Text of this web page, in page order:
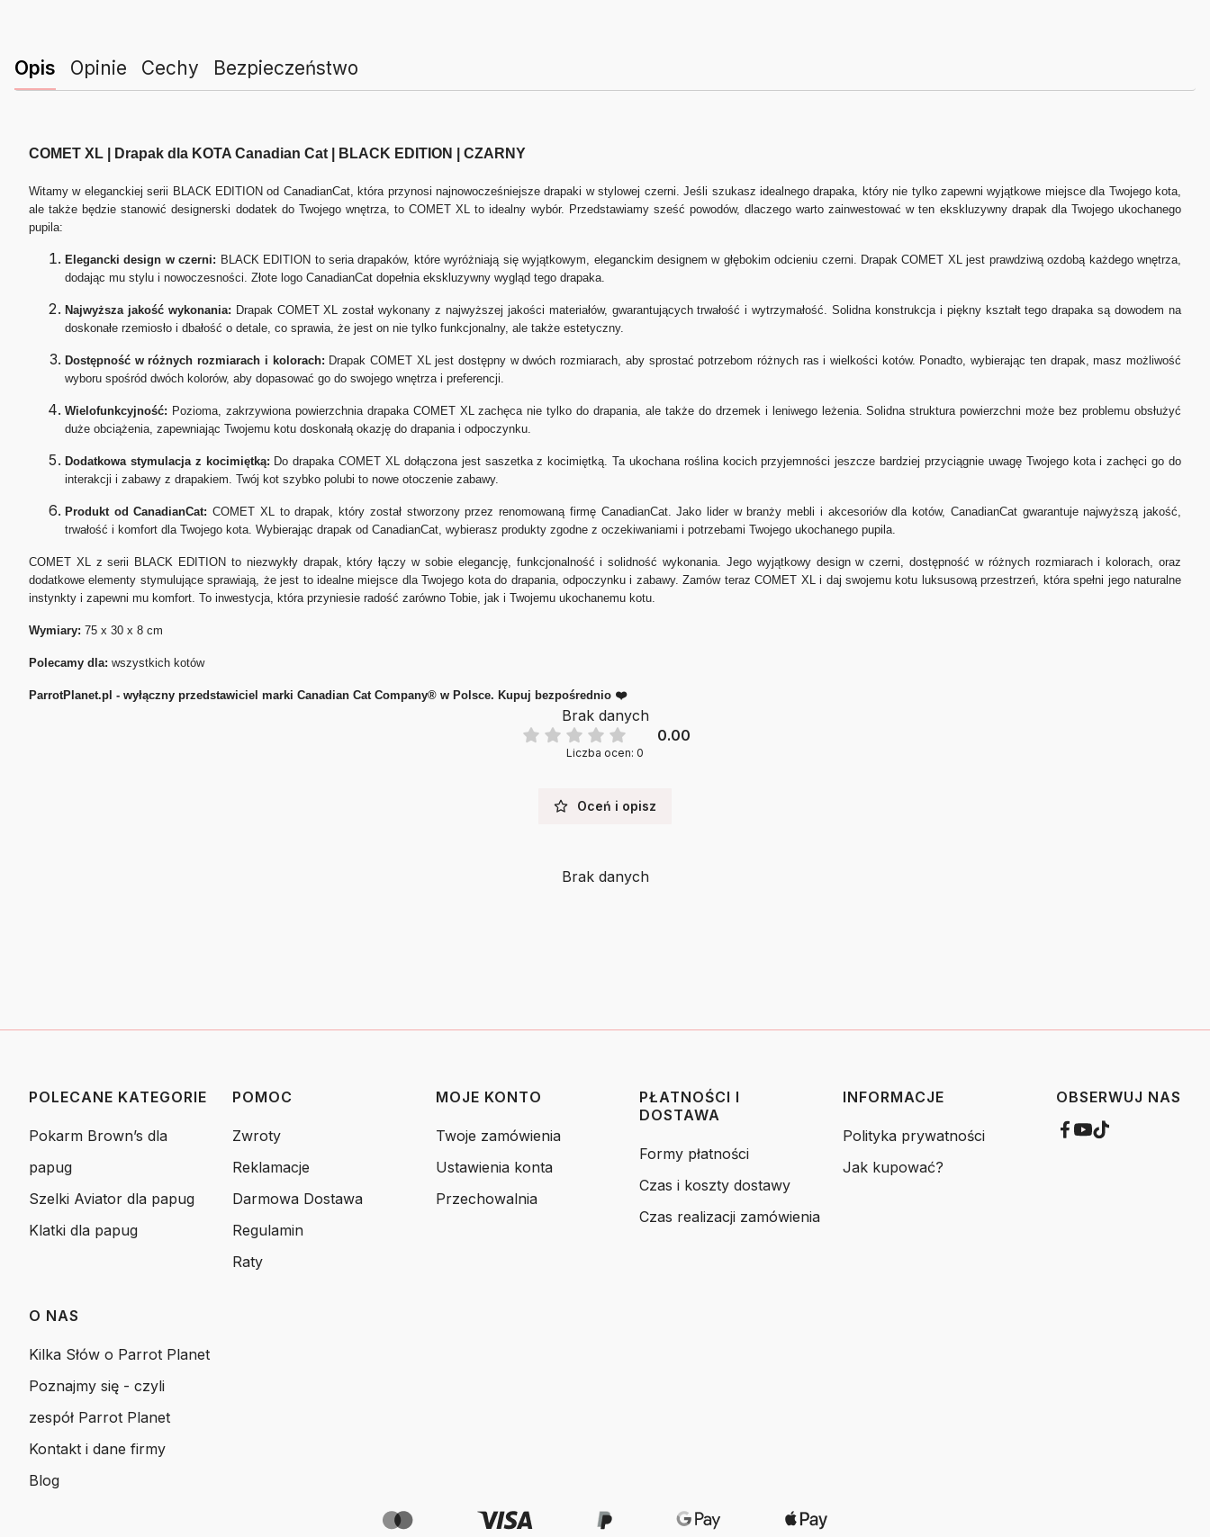
Opis Opinie Cechy Bezpieczeństwo
COMET XL | Drapak dla KOTA Canadian Cat | BLACK EDITION | CZARNY
Witamy w eleganckiej serii BLACK EDITION od CanadianCat, która przynosi najnowocześniejsze drapaki w stylowej czerni. Jeśli szukasz idealnego drapaka, który nie tylko zapewni wyjątkowe miejsce dla Twojego kota,
ale także będzie stanowić designerski dodatek do Twojego wnętrza, to COMET XL to idealny wybór. Przedstawiamy sześć powodów, dlaczego warto zainwestować w ten ekskluzywny drapak dla Twojego ukochanego
pupila:
Elegancki design w czerni: BLACK EDITION to seria drapaków, które wyróżniają się wyjątkowym, eleganckim designem w głębokim odcieniu czerni. Drapak COMET XL jest prawdziwą ozdobą każdego wnętrza,
dodając mu stylu i nowoczesności. Złote logo CanadianCat dopełnia ekskluzywny wygląd tego drapaka.
Najwyższa jakość wykonania: Drapak COMET XL został wykonany z najwyższej jakości materiałów, gwarantujących trwałość i wytrzymałość. Solidna konstrukcja i piękny kształt tego drapaka są dowodem na
doskonałe rzemiosło i dbałość o detale, co sprawia, że jest on nie tylko funkcjonalny, ale także estetyczny.
Dostępność w różnych rozmiarach i kolorach: Drapak COMET XL jest dostępny w dwóch rozmiarach, aby sprostać potrzebom różnych ras i wielkości kotów. Ponadto, wybierając ten drapak, masz możliwość
wyboru spośród dwóch kolorów, aby dopasować go do swojego wnętrza i preferencji.
Wielofunkcyjność: Pozioma, zakrzywiona powierzchnia drapaka COMET XL zachęca nie tylko do drapania, ale także do drzemek i leniwego leżenia. Solidna struktura powierzchni może bez problemu obsłużyć
duże obciążenia, zapewniając Twojemu kotu doskonałą okazję do drapania i odpoczynku.
Dodatkowa stymulacja z kocimiętką: Do drapaka COMET XL dołączona jest saszetka z kocimiętką. Ta ukochana roślina kocich przyjemności jeszcze bardziej przyciągnie uwagę Twojego kota i zachęci go do
interakcji i zabawy z drapakiem. Twój kot szybko polubi to nowe otoczenie zabawy.
Produkt od CanadianCat: COMET XL to drapak, który został stworzony przez renomowaną firmę CanadianCat. Jako lider w branży mebli i akcesoriów dla kotów, CanadianCat gwarantuje najwyższą jakość,
trwałość i komfort dla Twojego kota. Wybierając drapak od CanadianCat, wybierasz produkty zgodne z oczekiwaniami i potrzebami Twojego ukochanego pupila.
COMET XL z serii BLACK EDITION to niezwykły drapak, który łączy w sobie elegancję, funkcjonalność i solidność wykonania. Jego wyjątkowy design w czerni, dostępność w różnych rozmiarach i kolorach, oraz
dodatkowe elementy stymulujące sprawiają, że jest to idealne miejsce dla Twojego kota do drapania, odpoczynku i zabawy. Zamów teraz COMET XL i daj swojemu kotu luksusową przestrzeń, która spełni jego naturalne
instynkty i zapewni mu komfort. To inwestycja, która przyniesie radość zarówno Tobie, jak i Twojemu ukochanemu kotu.
Wymiary: 75 x 30 x 8 cm
Polecamy dla: wszystkich kotów
ParrotPlanet.pl - wyłączny przedstawiciel marki Canadian Cat Company® w Polsce. Kupuj bezpośrednio ❤️
Brak danych
0.00
Liczba ocen: 0
Oceń i opisz
Brak danych
Linki w stopce
POLECANE KATEGORIE
Pokarm Brown’s dla
papug
Szelki Aviator dla papug
Klatki dla papug
POMOC
Zwroty
Reklamacje
Darmowa Dostawa
Regulamin
Raty
MOJE KONTO
Twoje zamówienia
Ustawienia konta
Przechowalnia
PŁATNOŚCI I
DOSTAWA
Formy płatności
Czas i koszty dostawy
Czas realizacji zamówienia
INFORMACJE
Polityka prywatności
Jak kupować?
O NAS
Kilka Słów o Parrot Planet
Poznajmy się - czyli
zespół Parrot Planet
Kontakt i dane firmy
Blog
OBSERWUJ NAS